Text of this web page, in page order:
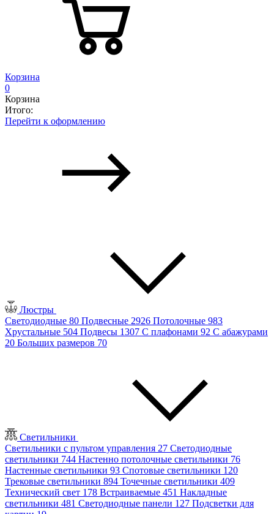
Корзина
0
Корзина
Итого:
Перейти к оформлению
Люстры
Светодиодные 80 Подвесные 2926 Потолочные 983
Хрустальные 504 Подвесы 1307 С плафонами 92 С абажурами
20 Больших размеров 70
Светильники
Светильники с пультом управления 27 Светодиодные
светильники 744 Настенно потолочные светильники 76
Настенные светильники 93 Спотовые светильники 120
Трековые светильники 894 Точечные светильники 409
Технический свет 178 Встраиваемые 451 Накладные
светильники 481 Светодиодные панели 127 Подсветки для